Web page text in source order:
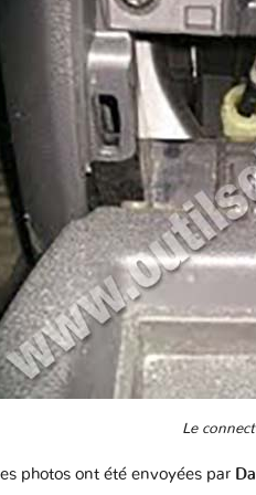
Le
photos ont été envoyées par